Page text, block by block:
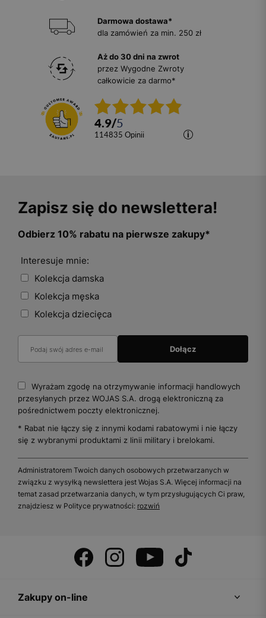
Darmowa dostawa*
dla zamówień za min. 250 zł
Aż do 30 dni na zwrot
przez Wygodne Zwroty
całkowicie za darmo*
4.9/5
114835 opinii
Zapisz się do newslettera!
Odbierz 10% rabatu na pierwsze zakupy*
Interesuje mnie:
Kolekcja damska
Kolekcja męska
Kolekcja dziecięca
Wyrażam zgodę na otrzymywanie informacji handlowych
przesyłanych przez WOJAS S.A. drogą elektroniczną za
pośrednictwem poczty elektronicznej.
* Rabat nie łączy się z innymi kodami rabatowymi i nie łączy
się z wybranymi produktami z linii military i brelokami.
Administratorem Twoich danych osobowych przetwarzanych w
związku z wysyłką newslettera jest Wojas S.A. Więcej informacji na
temat zasad przetwarzania danych, w tym przysługujących Ci praw,
znajdziesz w Polityce prywatności: rozwiń
Zakupy on-line